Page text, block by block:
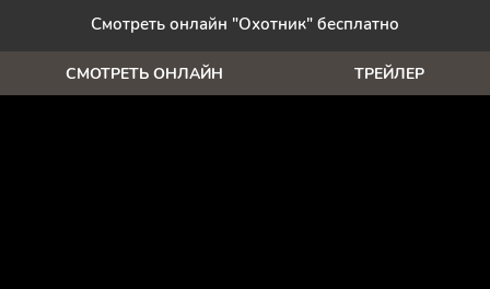
Смотреть онлайн "Охотник" бесплатно
СМОТРЕТЬ ОНЛАЙН ТРЕЙЛЕР